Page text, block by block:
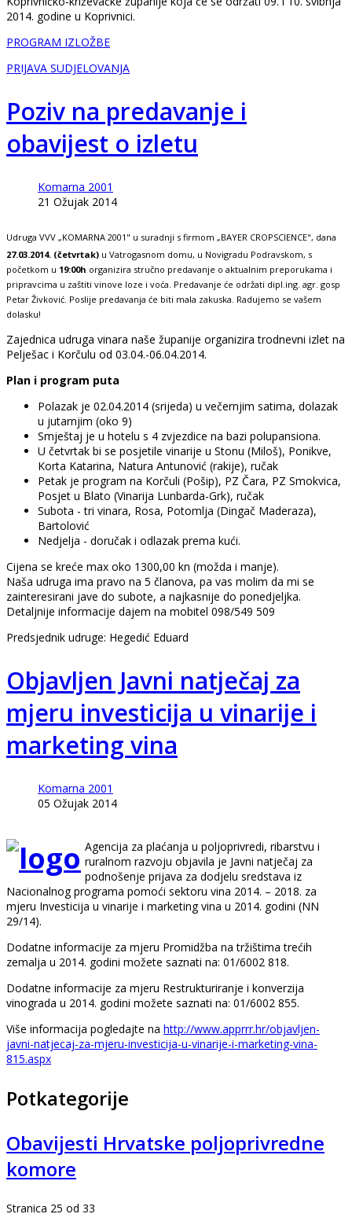
2014. godine u Koprivnici.
PROGRAM IZLOŽBE
PRIJAVA SUDJELOVANJA
Poziv na predavanje i
obavijest o izletu
Komarna 2001
21 Ožujak 2014
Udruga VVV „KOMARNA 2001" u suradnji s firmom „BAYER CROPSCIENCE", dana
27.03.2014. (četvrtak) u Vatrogasnom domu, u Novigradu Podravskom, s
početkom u 19:00h organizira stručno predavanje o aktualnim preporukama i
pripravcima u zaštiti vinove loze i voća. Predavanje će održati dipl.ing. agr. gosp
Petar Živković. Poslije predavanja će biti mala zakuska. Radujemo se vašem
dolasku!
Zajednica udruga vinara naše županije organizira trodnevni izlet na
Pelješac i Korčulu od 03.04.-06.04.2014.
Plan i program puta
Polazak je 02.04.2014 (srijeda) u večernjim satima, dolazak
u jutarnjim (oko 9)
Smještaj je u hotelu s 4 zvjezdice na bazi polupansiona.
U četvrtak bi se posjetile vinarije u Stonu (Miloš), Ponikve,
Korta Katarina, Natura Antunović (rakije), ručak
Petak je program na Korčuli (Pošip), PZ Čara, PZ Smokvica,
Posjet u Blato (Vinarija Lunbarda-Grk), ručak
Subota - tri vinara, Rosa, Potomlja (Dingač Maderaza),
Bartolović
Nedjelja - doručak i odlazak prema kući.
Cijena se kreće max oko 1300,00 kn (možda i manje).
Naša udruga ima pravo na 5 članova, pa vas molim da mi se
zainteresirani jave do subote, a najkasnije do ponedjeljka.
Detaljnije informacije dajem na mobitel 098/549 509
Predsjednik udruge: Hegedić Eduard
Objavljen Javni natječaj za
mjeru investicija u vinarije i
marketing vina
Komarna 2001
05 Ožujak 2014
Agencija za plaćanja u poljoprivredi, ribarstvu i
ruralnom razvoju objavila je Javni natječaj za
podnošenje prijava za dodjelu sredstava iz
Nacionalnog programa pomoći sektoru vina 2014. – 2018. za
mjeru Investicija u vinarije i marketing vina u 2014. godini (NN
29/14).
Dodatne informacije za mjeru Promidžba na tržištima trećih
zemalja u 2014. godini možete saznati na: 01/6002 818.
Dodatne informacije za mjeru Restrukturiranje i konverzija
vinograda u 2014. godini možete saznati na: 01/6002 855.
Više informacija pogledajte na http://www.apprrr.hr/objavljen-
javni-natjecaj-za-mjeru-investicija-u-vinarije-i-marketing-vina-
815.aspx
Potkategorije
Obavijesti Hrvatske poljoprivredne
komore
Stranica 25 od 33